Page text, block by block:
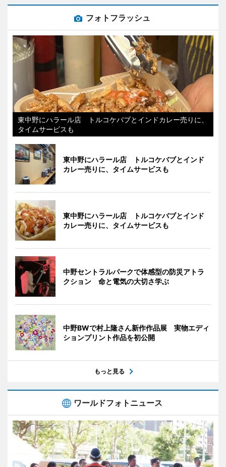
フォトフラッシュ
東中野にハラール店 トルコケバブとインドカレー売りに、
タイムサービスも
東中野にハラール店 トルコケバブとインド
カレー売りに、タイムサービスも
東中野にハラール店 トルコケバブとインド
カレー売りに、タイムサービスも
中野セントラルパークで体感型の防災アトラ
クション 命と電気の大切さ学ぶ
中野BWで村上隆さん新作作品展 実物エディ
ションプリント作品を初公開
もっと見る
ワールドフォトニュース